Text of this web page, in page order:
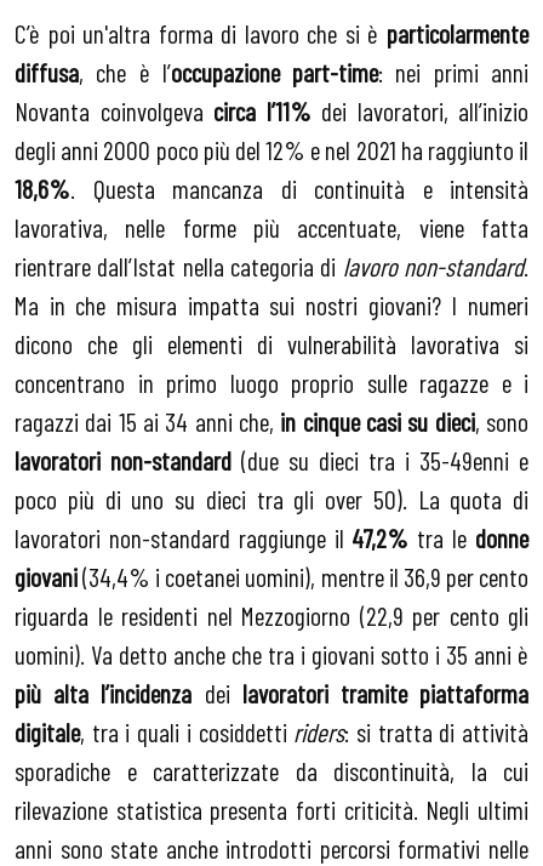
C’è poi un'altra forma di lavoro che si è particolarmente
diffusa, che è l’occupazione part-time: nei primi anni
Novanta coinvolgeva circa l’11% dei lavoratori, all’inizio
degli anni 2000 poco più del 12% e nel 2021 ha raggiunto il
18,6%. Questa mancanza di continuità e intensità
lavorativa, nelle forme più accentuate, viene fatta
rientrare dall’Istat nella categoria di lavoro non-standard.
Ma in che misura impatta sui nostri giovani? I numeri
dicono che gli elementi di vulnerabilità lavorativa si
concentrano in primo luogo proprio sulle ragazze e i
ragazzi dai 15 ai 34 anni che, in cinque casi su dieci, sono
lavoratori non-standard (due su dieci tra i 35-49enni e
poco più di uno su dieci tra gli over 50). La quota di
lavoratori non-standard raggiunge il 47,2% tra le donne
giovani(34,4% i coetanei uomini), mentre il 36,9 per cento
riguarda le residenti nel Mezzogiorno (22,9 per cento gli
uomini). Va detto anche che tra i giovani sotto i 35 anni è
più alta l’incidenza dei lavoratori tramite piattaforma
digitale, tra i quali i cosiddetti riders: si tratta di attività
sporadiche e caratterizzate da discontinuità, la cui
rilevazione statistica presenta forti criticità. Negli ultimi
anni sono state anche introdotti percorsi formativi nelle